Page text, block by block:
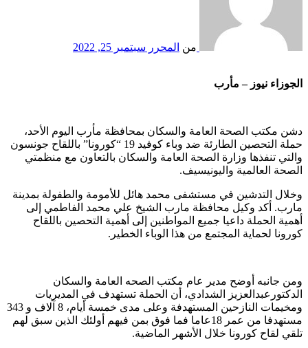
من المحرر سبتمبر 25, 2022
الجوزاء نيوز – مأرب
دشن مكتب الصحة العامة والسكان بمحافظة مأرب اليوم الأحد،
حملة التحصين الطارئة ضد وباء كوفيد 19 “كورونا” باللقاح جونسون
والتي تنفذها وزارة الصحة العامة والسكان بالتعاون مع منظمتي
الصحة العالمية واليونيسيف.
وخلال التدشين في مستشفى محمد هائل للأمومة والطفولة بمدينة
مارب. أكد وكيل محافظة مارب الشيخ علي محمد الفاطمي إلى
أهمية الحملة داعيا جميع المواطنين إلى أهمية التحصين باللقاح
كورونا لحماية المجتمع من هذا الوباء الخطير.
ومن جانبه أوضح مدير عام مكتب الصحه العامة والسكان
الدكتورعبدالعزيز الشدادي، أن الحملة تستهدف في المديريات
ومخيمات النازحين المستهدفة وعلى مدى خمسة أيام، 8 آلاف و 343
مستهدفا من عمر 18عاما فما فوق بمن فيهم أولئك الذين سبق لهم
تلقي لقاح كورونا خلال الأشهر الماضية.